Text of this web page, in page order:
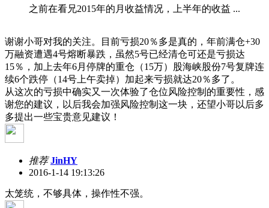
之前在看兄2015年的月收益情况，上半年的收益 ...
谢谢小哥对我的关注。目前亏损20％多是真的，年前满仓+30
万融资遭遇4号熔断暴跌，虽然5号已经清仓可还是亏损达
15％，加上去年6月停牌的重仓（15万）股海峡股份7号复牌连
续6个跌停（14号上午卖掉）加起来亏损就达20％多了。
从这次的亏损中确实又一次体验了仓位风险控制的重要性，感
谢您的建议，以后我会加强风险控制这一块，还望小哥以后多
多提出一些宝贵意见建议！
推荐JinHY
2016-1-14 19:13:26
太笼统，不够具体，操作性不强。